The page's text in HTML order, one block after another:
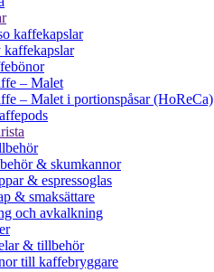
kaffekapslar
– Malet
– Malet i portionspåsar (HoReCa)
& skumkannor
& espressoglas
& smaksättare
och avkalkning
& tillbehör
till kaffebryggare